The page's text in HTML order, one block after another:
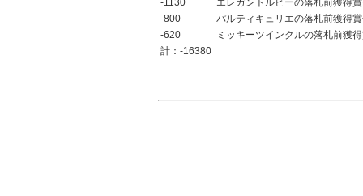
-1130
エレガントルビーの落札前獲得
-800
パルティキュリエの落札前獲得
-620
ミッキーツインクルの落札前獲
計：-16380